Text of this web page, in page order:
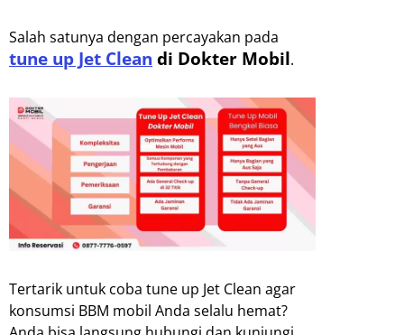
Salah satunya dengan percayakan pada
tune up Jet Clean di Dokter Mobil.
Tertarik untuk coba tune up Jet Clean agar
konsumsi BBM mobil Anda selalu hemat?